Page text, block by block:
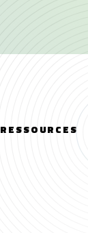
RESSOURCES